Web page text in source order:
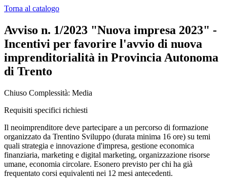
Torna al catalogo
Avviso n. 1/2023 "Nuova impresa 2023" -
Incentivi per favorire l'avvio di nuova
imprenditorialità in Provincia Autonoma
di Trento
Chiuso Complessità: Media
Requisiti specifici richiesti
Il neoimprenditore deve partecipare a un percorso di formazione
organizzato da Trentino Sviluppo (durata minima 16 ore) su temi
quali strategia e innovazione d'impresa, gestione economica
finanziaria, marketing e digital marketing, organizzazione risorse
umane, economia circolare. Esonero previsto per chi ha già
frequentato corsi equivalenti nei 12 mesi antecedenti.